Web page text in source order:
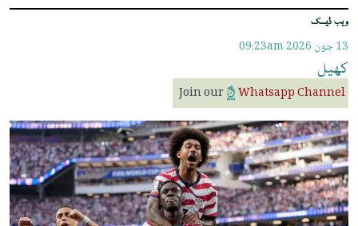
ویب ڈیسک
13 جون 2026 09:23am
کھیل
Join our Whatsapp Channel